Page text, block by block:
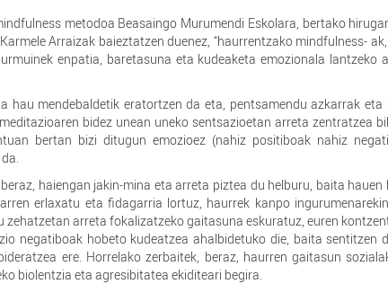
metodoa Beasaingo Murumendi Eskolara, bertako
Arraizak baieztatzen duenez, “haurrentzako mindfulness-
enpatia, baretasuna eta kudeaketa emozionala lantzeko
hau mendebaldetik eratortzen da eta, pentsamendu azkarrak
bidez unean uneko sentsazioetan arreta zentratzea
bertan bizi ditugun emozioez (nahiz positiboak nahiz
haiengan jakin-mina eta arreta piztea du helburu, baita
erlaxatu eta fidagarria lortuz, haurrek kanpo
zehatzetan arreta fokalizatzeko gaitasuna eskuratuz, euren
negatiboak hobeto kudeatzea ahalbidetuko die, baita sentitzen
ere. Horrelako zerbaitek, beraz, haurren gaitasun
biolentzia eta agresibitatea ekiditeari begira.